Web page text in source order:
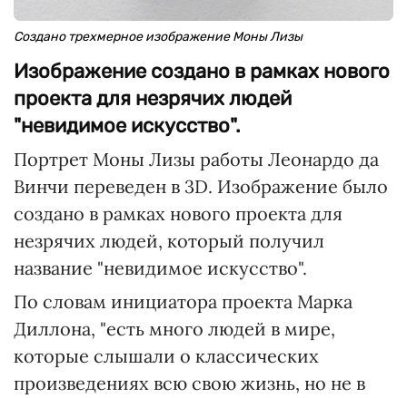
Создано трехмерное изображение Моны Лизы
Изображение создано в рамках нового
проекта для незрячих людей
"невидимое искусство".
Портрет Моны Лизы работы Леонардо да
Винчи переведен в 3D. Изображение было
создано в рамках нового проекта для
незрячих людей, который получил
название "невидимое искусство".
По словам инициатора проекта Марка
Диллона, "есть много людей в мире,
которые слышали о классических
произведениях всю свою жизнь, но не в